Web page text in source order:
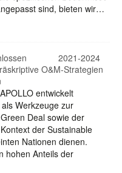
sind, bieten wir…
2021-2024
O&M-Strategien
entwickelt
Werkzeuge zur
Deal sowie der
der Sustainable
Nationen dienen.
hohen Anteils der